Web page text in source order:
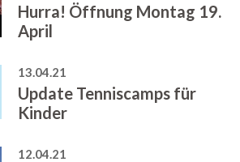
Hurra! Öffnung Montag 19.
April
13.04.21
Update Tenniscamps für
Kinder
12.04.21